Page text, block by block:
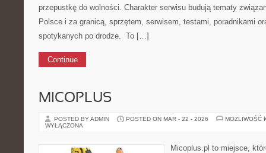
przepustkę do wolności. Charakter serwisu budują tematy
Polsce i za granicą, sprzętem, serwisem, testami, poradnikami
spotykanych po drodze. To […]
Continue
MICOPLUS
POSTED BY ADMIN POSTED ON MAR - 22 - 2026
MOŻLIWOŚĆ
WYŁĄCZONA
Micoplus.pl to miejsce,